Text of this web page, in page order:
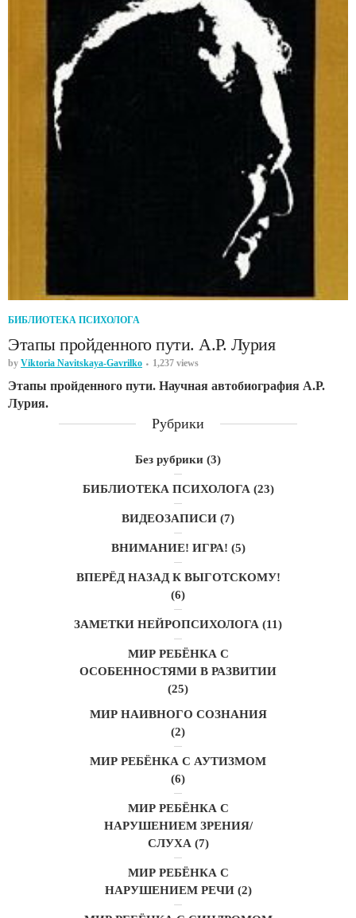
БИБЛИОТЕКА ПСИХОЛОГА
Этапы пройденного пути. А.Р. Лурия
by Viktoria Navitskaya-Gavrilko 1,237 views
Этапы пройденного пути. Научная автобиография А.Р.
Лурия.
Рубрики
Без рубрики (3)
БИБЛИОТЕКА ПСИХОЛОГА (23)
ВИДЕОЗАПИСИ (7)
ВНИМАНИЕ! ИГРА! (5)
ВПЕРЁД НАЗАД К ВЫГОТСКОМУ!
(6)
ЗАМЕТКИ НЕЙРОПСИХОЛОГА (11)
МИР РЕБЁНКА С
ОСОБЕННОСТЯМИ В РАЗВИТИИ
(25)
МИР НАИВНОГО СОЗНАНИЯ
(2)
МИР РЕБЁНКА С АУТИЗМОМ
(6)
МИР РЕБЁНКА С
НАРУШЕНИЕМ ЗРЕНИЯ/
СЛУХА (7)
МИР РЕБЁНКА С
НАРУШЕНИЕМ РЕЧИ(2)